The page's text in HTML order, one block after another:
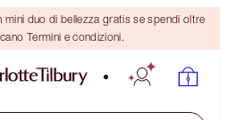
mini duo di bellezza gratis se spendi oltre
Termini e condizioni.